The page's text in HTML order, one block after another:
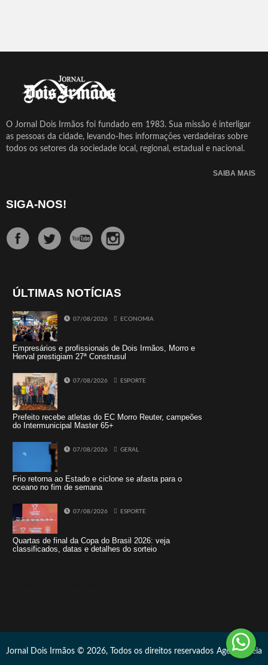
O Jornal Dois Irmãos foi fundado em 1983. Sua missão é interligar
as pessoas da cidade, levando-lhes informações verdadeiras sobre
todos os setores da sociedade local, regional, estadual e nacional.
SAIBA MAIS
SIGA-NOS!
ÚLTIMAS NOTÍCIAS
07/08/2026 ECONOMIA
Empresários e profissionais de Dois Irmãos, Morro e
Herval prestigiam 27ª Construsul
07/08/2026 ESPORTE
Prefeito recebe atletas do EC Morro Reuter, campeões
do Intermunicipal Master 65+
07/08/2026 GERAL
Frio retorna ao Estado e ciclone se afasta para o
oceano no fim de semana
07/08/2026 ESPORTE
Quartas de final da Copa do Brasil 2026: veja
classificados, datas e detalhes do sorteio
Jornal Dois Irmãos © 2026, Todos os direitos reservados Agência Vela